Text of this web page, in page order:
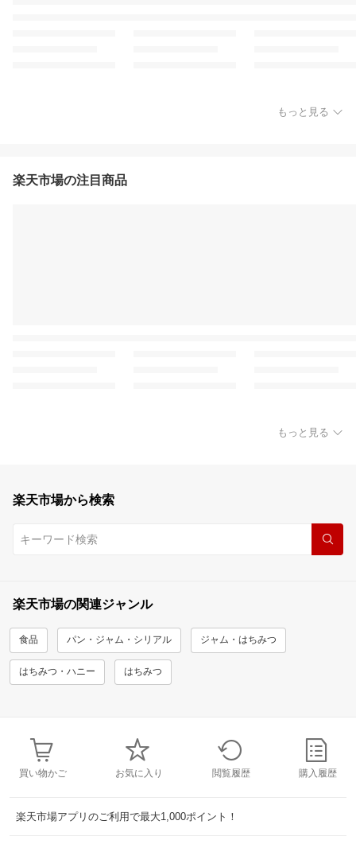
もっと見る
楽天市場の注目商品
もっと見る
楽天市場から検索
楽天市場の関連ジャンル
食品 パン・ジャム・シリアル ジャム・はちみつ
はちみつ・ハニー はちみつ
買い物かご お気に入り 閲覧履歴 購入履歴
楽天市場アプリのご利用で最大1,000ポイント！